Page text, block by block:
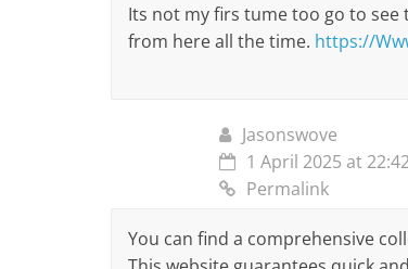
Its not my firs tume too go to see
from here all the time. https://
Jasonswove
1 April 2025 at
Permalink
You can find a comprehensive